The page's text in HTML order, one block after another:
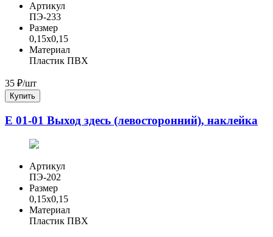
Артикул
ПЭ-233
Размер
0,15x0,15
Материал
Пластик ПВХ
35 ₽/шт
Купить
Е 01-01 Выход здесь (левосторонний), наклейка
Артикул
ПЭ-202
Размер
0,15x0,15
Материал
Пластик ПВХ